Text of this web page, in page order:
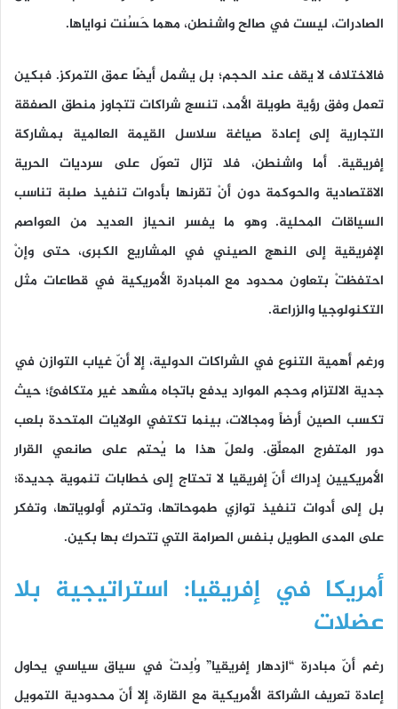
الصادرات، ليست في صالح واشنطن، مهما حَسُنت نواياها.
فالاختلاف لا يقف عند الحجم؛ بل يشمل أيضًا عمق التمركز. فبكين
تعمل وفق رؤية طويلة الأمد، تنسج شراكات تتجاوز منطق الصفقة
التجارية إلى إعادة صياغة سلاسل القيمة العالمية بمشاركة
إفريقية. أما واشنطن، فلا تزال تعوّل على سرديات الحرية
الاقتصادية والحوكمة دون أنْ تقرنها بأدوات تنفيذ صلبة تناسب
السياقات المحلية. وهو ما يفسر انحياز العديد من العواصم
الإفريقية إلى النهج الصيني في المشاريع الكبرى، حتى وإنْ
احتفظتْ بتعاون محدود مع المبادرة الأمريكية في قطاعات مثل
التكنولوجيا والزراعة.
ورغم أهمية التنوع في الشراكات الدولية، إلا أنّ غياب التوازن في
جدية الالتزام وحجم الموارد يدفع باتجاه مشهد غير متكافئ؛ حيث
تكسب الصين أرضاً ومجالات، بينما تكتفي الولايات المتحدة بلعب
دور المتفرج المعلِّق. ولعلّ هذا ما يُحتم على صانعي القرار
الأمريكيين إدراك أنّ إفريقيا لا تحتاج إلى خطابات تنموية جديدة؛
بل إلى أدوات تنفيذ توازي طموحاتها، وتحترم أولوياتها، وتفكر
على المدى الطويل بنفس الصرامة التي تتحرك بها بكين.
أمريكا في إفريقيا: استراتيجية بلا
عضلات
رغم أنّ مبادرة “ازدهار إفريقيا” وُلِدتْ في سياق سياسي يحاول
إعادة تعريف الشراكة الأمريكية مع القارة، إلا أنّ محدودية التمويل